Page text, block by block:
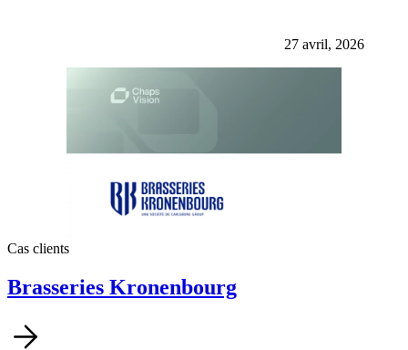
27 avril, 2026
Cas clients
Brasseries Kronenbourg